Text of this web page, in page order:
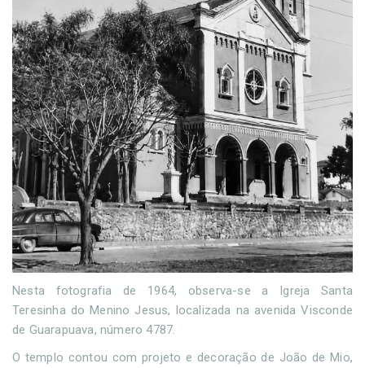
Nesta fotografia de 1964, observa-se a Igreja Santa
Teresinha do Menino Jesus, localizada na avenida Visconde
de Guarapuava, número 4787.
O templo contou com projeto e decoração de João de Mio,